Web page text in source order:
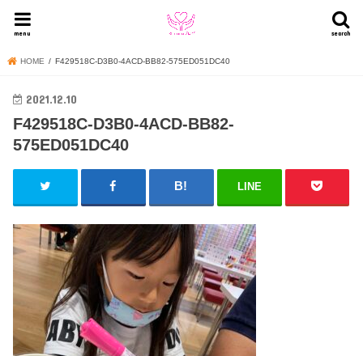
search
menu
HOME F429518C-D3B0-4ACD-BB82-575ED051DC40
2021.12.10
F429518C-D3B0-4ACD-BB82-
575ED051DC40
LINE